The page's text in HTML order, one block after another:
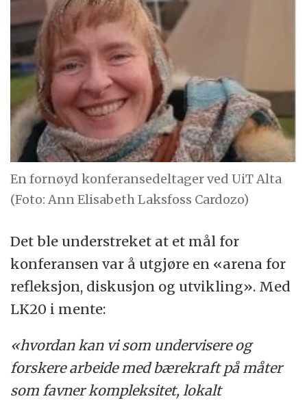
En fornøyd konferansedeltager ved UiT Alta
(Foto: Ann Elisabeth Laksfoss Cardozo)
Det ble understreket at et mål for
konferansen var å utgjøre en «arena for
refleksjon, diskusjon og utvikling». Med
LK20 i mente:
«hvordan kan vi som undervisere og
forskere arbeide med bærekraft på måter
som favner kompleksitet, lokalt